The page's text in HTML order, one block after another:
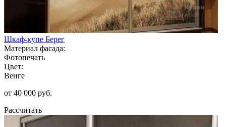
Шкаф-купе Берег
Материал фасада:
Фотопечать
Цвет:
Венге
от 40 000 руб.
Рассчитать